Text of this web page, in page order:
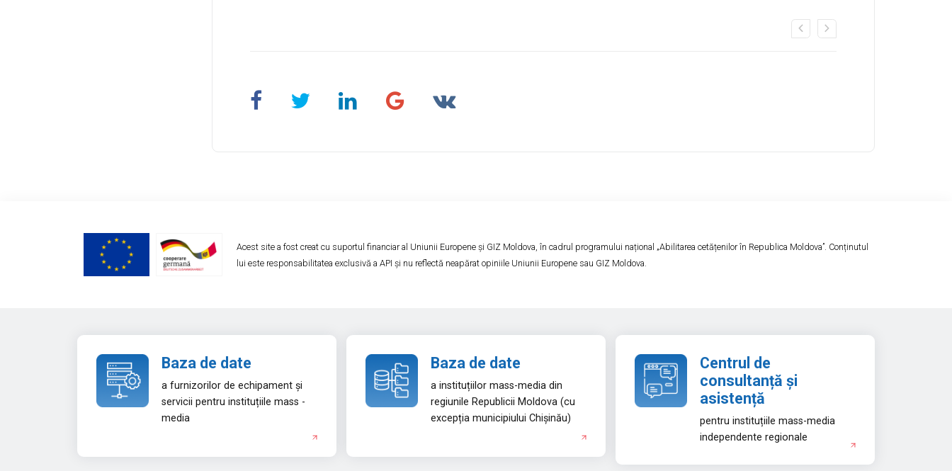
Acest site a fost creat cu suportul financiar al Uniunii Europene și GIZ Moldova, în cadrul programului național „Abilitarea cetățenilor în Republica Moldova”. Conținutul
lui este responsabilitatea exclusivă a API și nu reflectă neapărat opiniile Uniunii Europene sau GIZ Moldova.
Baza de date
a furnizorilor de echipament și
servicii pentru instituțiile mass -
media
Baza de date
a instituțiilor mass-media din
regiunile Republicii Moldova (cu
excepția municipiului Chișinău)
Centrul de
consultanță și
asistență
pentru instituțiile mass-media
independente regionale